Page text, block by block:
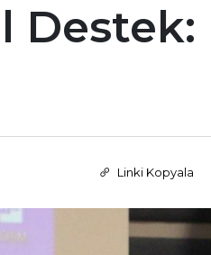
Destek:
Linki Kopyala